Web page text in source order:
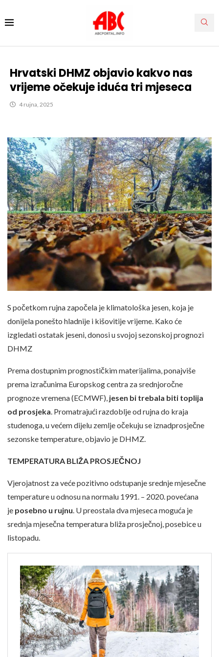
Hrvatski DHMZ objavio kakvo nas
vrijeme očekuje iduća tri mjeseca
4 rujna, 2025
S početkom rujna započela je klimatološka jesen, koja je
donijela ponešto hladnije i kišovitije vrijeme. Kako će
izgledati ostatak jeseni, donosi u svojoj sezonskoj prognozi
DHMZ
Prema dostupnim prognostičkim materijalima, ponajviše
prema izračunima Europskog centra za srednjoročne
prognoze vremena (ECMWF), jesen bi trebala biti toplija
od prosjeka . Promatrajući razdoblje od rujna do kraja
studenoga, u većem dijelu zemlje očekuju se iznadprosječne
sezonske temperature, objavio je DHMZ.
TEMPERATURA BLIŽA PROSJEČNOJ
Vjerojatnost za veće pozitivno odstupanje srednje mjesečne
temperature u odnosu na normalu 1991. – 2020. povećana
je posebno u rujnu . U preostala dva mjeseca moguća je
srednja mjesečna temperatura bliža prosječnoj, posebice u
listopadu.